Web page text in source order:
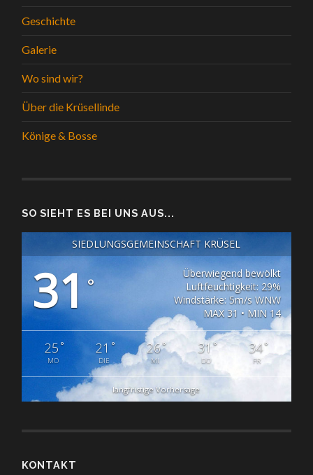
Geschichte
Galerie
Wo sind wir?
Über die Krüsellinde
Könige & Bosse
SO SIEHT ES BEI UNS AUS...
SIEDLUNGSGEMEINSCHAFT KRÜSEL
31°
Überwiegend bewölkt
Luftfeuchtigkeit: 29%
Windstärke: 5m/s WNW
MAX 31 • MIN 14
25°
MO
21 °
DIE
26°
MI
31°
DO
34°
FR
langfristige Vorhersage
KONTAKT